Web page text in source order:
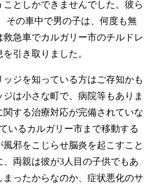
としかできませんでした。彼ら
その車中で男の子は、何度も無
急車でカルガリー市のチルドレ
引き取りました。
ジを知っている方はご存知かも
は小さな町で、病院等もありま
する治療対応が完備されていな
いるカルガリー市まで移動する
邪をこじらせ脳炎を起こすこと
両親は彼が3人目の子供でもあ
まったからなのか、症状悪化のサ